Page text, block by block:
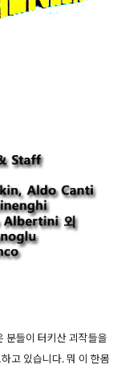
분들이 터키산 괴작들을
고 있습니다. 뭐 이 한몸